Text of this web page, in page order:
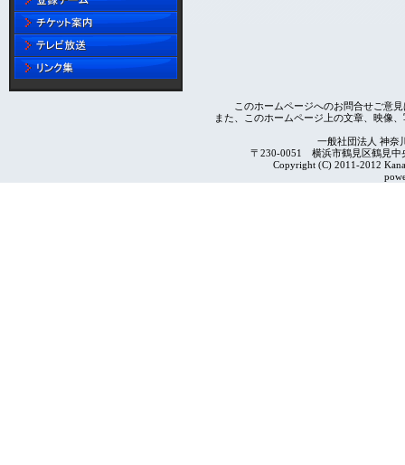
このホームページへのお問合せご意
また、このホームページ上の文章、映像
一般社団法人 神奈
〒230-0051 横浜市鶴見区鶴見
Copyright (C) 2011-2012